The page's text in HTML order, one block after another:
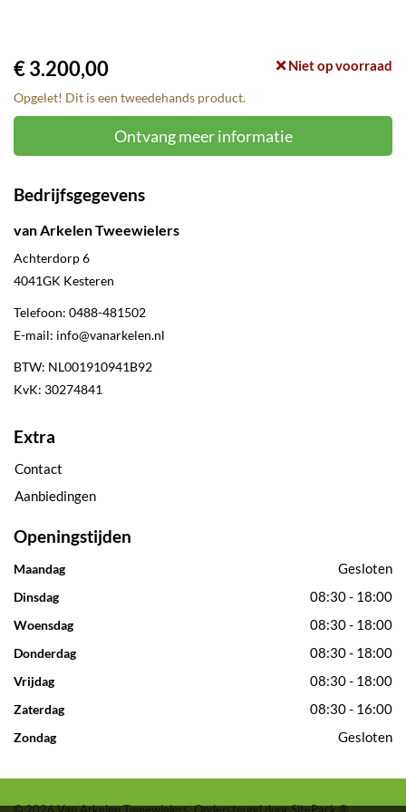
€ 3.200,00 Niet op voorraad
Opgelet! Dit is een tweedehands product.
Ontvang meer informatie
Bedrijfsgegevens
van Arkelen Tweewielers
Achterdorp 6
4041GK Kesteren
Telefoon: 0488-481502
E-mail: info@vanarkelen.nl
BTW: NL001910941B92
KvK: 30274841
Extra
Contact
Aanbiedingen
Openingstijden
Maandag Gesloten
Dinsdag 08:30 - 18:00
Woensdag 08:30 - 18:00
Donderdag 08:30 - 18:00
Vrijdag 08:30 - 18:00
Zaterdag 08:30 - 16:00
Zondag Gesloten